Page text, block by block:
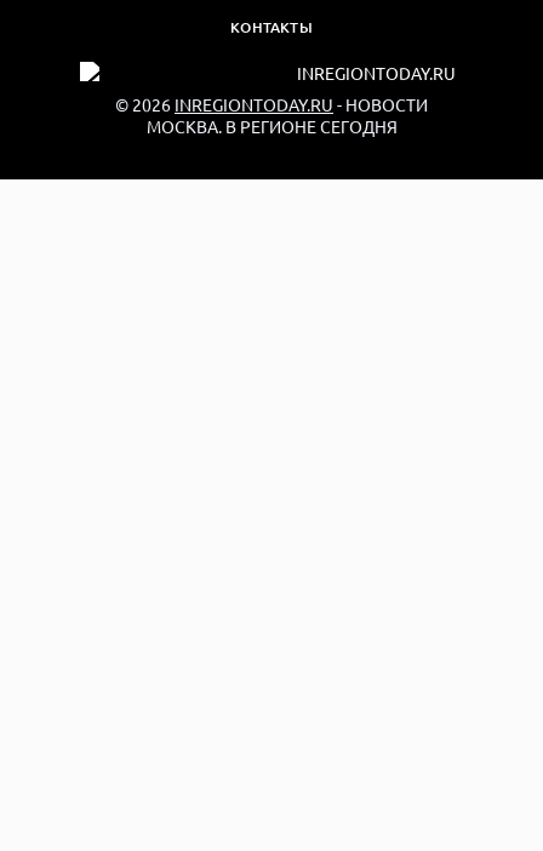
КОНТАКТЫ
© 2026 INREGIONTODAY.RU - НОВОСТИ
МОСКВА. В РЕГИОНЕ СЕГОДНЯ